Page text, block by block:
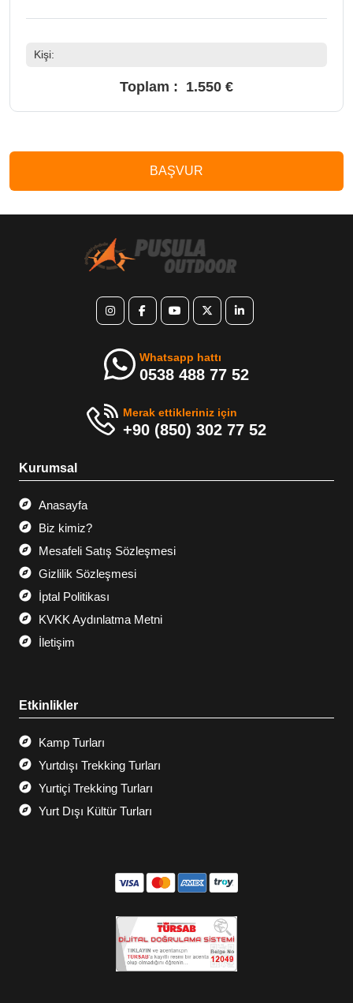
Kişi:
Toplam : 1.550 €
BAŞVUR
Whatsapp hattı
0538 488 77 52
Merak ettikleriniz için
+90 (850) 302 77 52
Kurumsal
Anasayfa
Biz kimiz?
Mesafeli Satış Sözleşmesi
Gizlilik Sözleşmesi
İptal Politikası
KVKK Aydınlatma Metni
İletişim
Etkinlikler
Kamp Turları
Yurtdışı Trekking Turları
Yurtiçi Trekking Turları
Yurt Dışı Kültür Turları